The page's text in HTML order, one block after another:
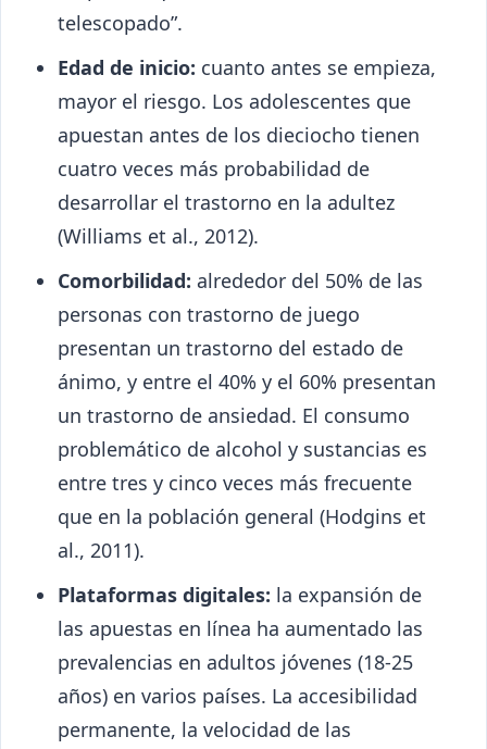
telescopado”.
Edad de inicio: cuanto antes se empieza,
mayor el riesgo. Los adolescentes que
apuestan antes de los dieciocho tienen
cuatro veces más probabilidad de
desarrollar el trastorno en la adultez
(Williams et al., 2012).
Comorbilidad: alrededor del 50% de las
personas con trastorno de juego
presentan un trastorno del estado de
ánimo, y entre el 40% y el 60% presentan
un trastorno de ansiedad. El consumo
problemático de alcohol y sustancias es
entre tres y cinco veces más frecuente
que en la población general (Hodgins et
al., 2011).
Plataformas digitales: la expansión de
las apuestas en línea ha aumentado las
prevalencias en adultos jóvenes (18-25
años) en varios países. La accesibilidad
permanente, la velocidad de las